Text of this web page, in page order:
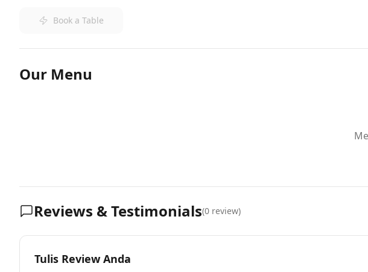
Book a Table
Our Menu
Reviews & Testimonials(0 review)
Tulis Review Anda